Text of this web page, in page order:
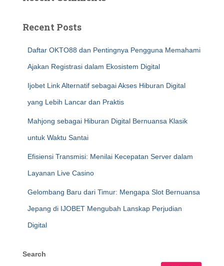
Recent Posts
Daftar OKTO88 dan Pentingnya Pengguna Memahami
Ajakan Registrasi dalam Ekosistem Digital
Ijobet Link Alternatif sebagai Akses Hiburan Digital
yang Lebih Lancar dan Praktis
Mahjong sebagai Hiburan Digital Bernuansa Klasik
untuk Waktu Santai
Efisiensi Transmisi: Menilai Kecepatan Server dalam
Layanan Live Casino
Gelombang Baru dari Timur: Mengapa Slot Bernuansa
Jepang di IJOBET Mengubah Lanskap Perjudian
Digital
Search